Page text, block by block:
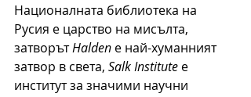
Националната библиотека на
Русия е царство на мисълта,
затворът Halden е най-хуманният
затвор в света, Salk Institute е
институт за значими научни